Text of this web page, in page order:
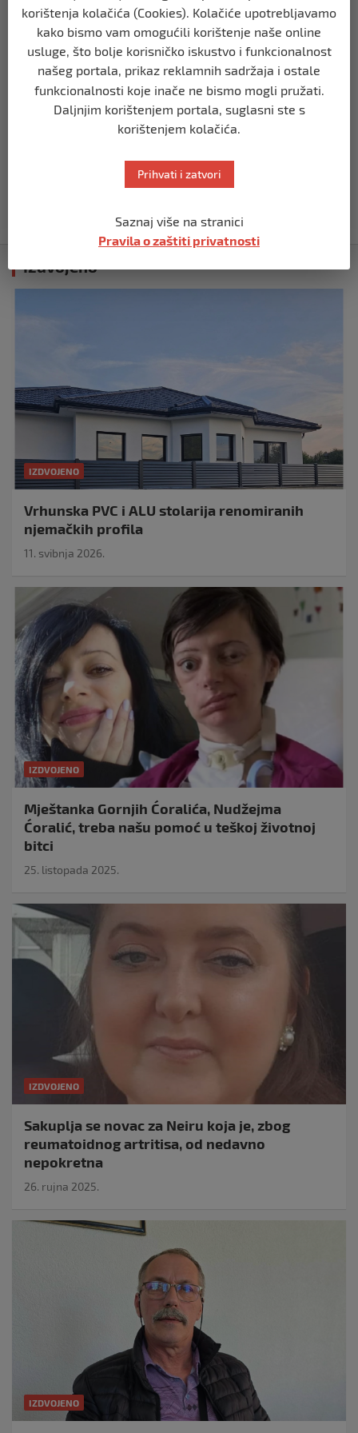
prije 10 mjeseci
SVIJET
Putin: Spremni smo vojno uzvratiti
Zapadu
prije 11 mjeseci
Papa Lav XIV izjavio da je situacija vrlo
ozbiljna nakon izraelskog napada na
Izdvojeno
IZDVOJENO
Vrhunska PVC i ALU stolarija renomiranih
njemačkih profila
11. svibnja 2026.
IZDVOJENO
Mještanka Gornjih Ćoralića, Nudžejma
Ćoralić, treba našu pomoć u teškoj životnoj
bitci
25. listopada 2025.
IZDVOJENO
Sakuplja se novac za Neiru koja je, zbog
reumatoidnog artritisa, od nedavno
nepokretna
26. rujna 2025.
IZDVOJENO
korištenja kolačića (Cookies). Kolačiće upotrebljavamo
kako bismo vam omogućili korištenje naše online
usluge, što bolje korisničko iskustvo i funkcionalnost
našeg portala, prikaz reklamnih sadržaja i ostale
funkcionalnosti koje inače ne bismo mogli pružati.
Daljnjim korištenjem portala, suglasni ste s
korištenjem kolačića.
Prihvati i zatvori
Saznaj više na stranici
Pravila o zaštiti privatnosti